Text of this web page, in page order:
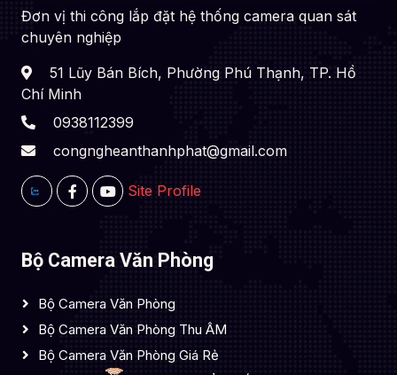
Đơn vị thi công lắp đặt hệ thống camera quan sát
chuyên nghiệp
51 Lũy Bán Bích, Phường Phú Thạnh, TP. Hồ
Chí Minh
0938112399
congngheanthanhphat@gmail.com
Site Profile
Bộ Camera Văn Phòng
Bộ Camera Văn Phòng
Bộ Camera Văn Phòng Thu ÂM
Bộ Camera Văn Phòng Giá Rẻ